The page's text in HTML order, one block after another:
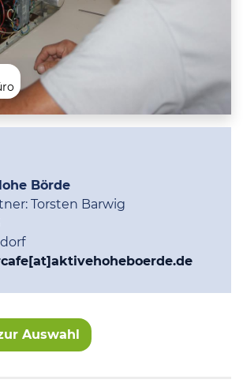
Börde
Torsten Barwig
Auswahl